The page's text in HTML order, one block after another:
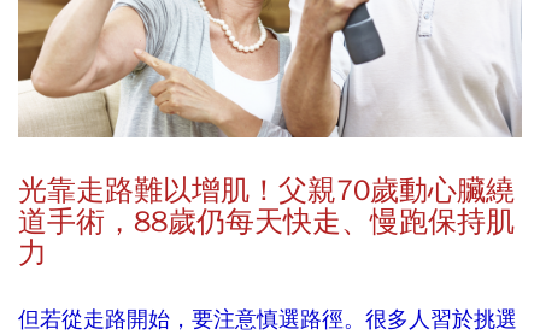
光靠走路難以增肌！父親70歲動心臟繞
道手術，88歲仍每天快走、慢跑保持肌
力
但若從走路開始，要注意慎選路徑。很多人習於挑選